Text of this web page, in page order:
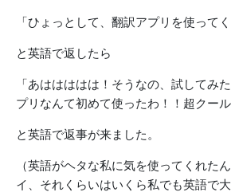
「ひょっとして、翻訳アプリを使ってく
と英語で返したら
「あははははは！そうなの、試してみ
プリなんて初めて使ったわ！！超クール
と英語で返事が来ました。
（英語がヘタな私に気を使ってくれた
イ、それくらいはいくら私でも英語で